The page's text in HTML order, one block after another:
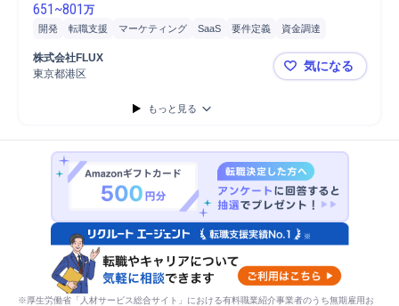
651 ~801 万
開発 転職支援 マーケティング SaaS 要件定義
資金調達
プロジェクト
コンサルタント
プロダクト開発
戦略提案
株式会社FLUX
東京都港区
ITコンサル
気になる
もっと見る
※厚生労働省「人材サービス総合サイト」における有料職業紹介事業者のうち無期雇用お